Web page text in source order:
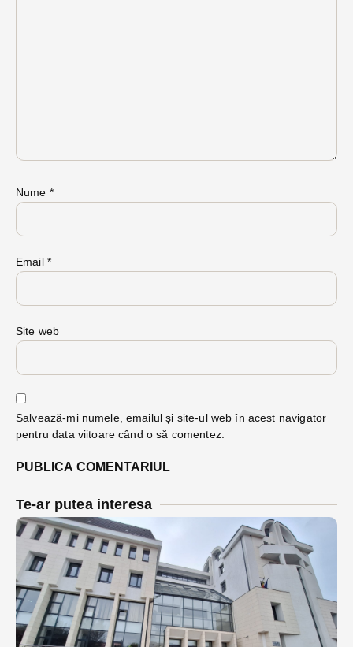
Nume *
Email *
Site web
Salvează-mi numele, emailul și site-ul web în acest navigator
pentru data viitoare când o să comentez.
Te-ar putea interesa